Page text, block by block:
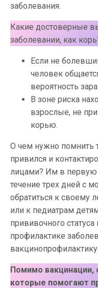
заболевания.
Какие достоверные
заболевании, как
Если не
человек
вероятность
В зоне риска
взрослые, не
корью.
О чем нужно помнить
привился и
лицами? Им в первую
течение трех дней с
обратиться к своему
или к педиатрам
прививочного
профилактике
вакцинопрофилактику.
Помимо вакцинации,
которые помогают